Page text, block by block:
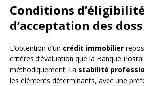
Conditions
d’acceptation des
L’obtention d’un crédit immobilier
critères d’évaluation que la Banque
méthodiquement. La stabilité
les éléments déterminants, avec une